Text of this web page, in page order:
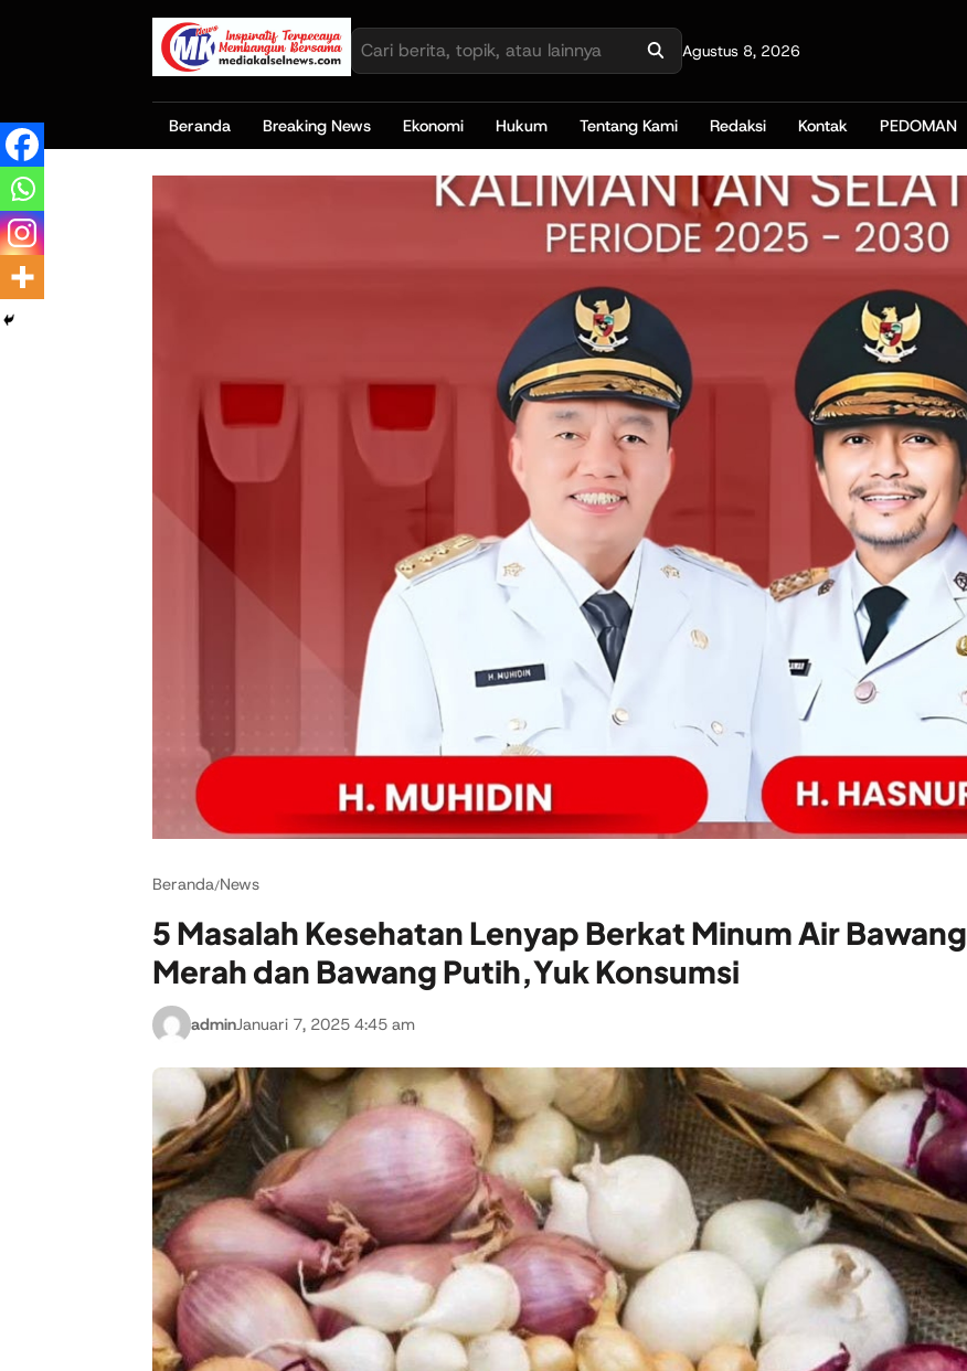
Agustus 8, 2026
Beranda Breaking News Ekonomi Hukum Tentang Kami Redaksi Kontak PEDOMAN
Beranda/News
5 Masalah Kesehatan Lenyap Berkat Minum Air Bawang
Merah dan Bawang Putih,Yuk Konsumsi
adminJanuari 7, 2025 4:45 am